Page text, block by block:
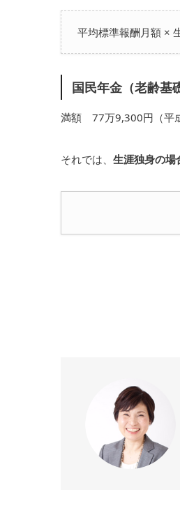
平均標準報酬月額 ×
国民年金（老齢基
満額 77万9,300円（平
それでは、 生涯独身の場